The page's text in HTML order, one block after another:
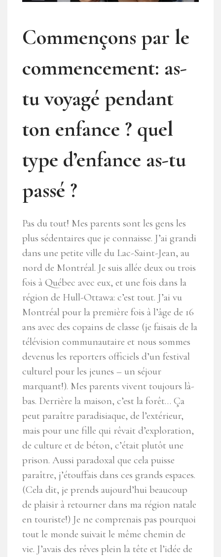
Commençons par le
commencement: as-
tu voyagé pendant
ton enfance ? quel
type d’enfance as-tu
passé ?
Pas du tout! Mes parents sont les gens les
plus sédentaires que je connaisse. J’ai grandi
dans une petite ville du Lac-Saint-Jean, au
nord de Montréal. Je suis allée deux ou trois
fois à Québec avec eux, et une fois dans la
région de Hull-Ottawa: c’est tout. J’ai vu
Montréal pour la première fois à l’âge de 16
ans avec des copains de classe (je faisais de la
télévision communautaire et nous sommes
devenus les reporters officiels d’un festival
culturel pour les jeunes – un séjour
marquant!). Mes parents vivent toujours là-
bas. Derrière la maison, c’est la forêt… Ça
peut paraître paradisiaque, de l’extérieur,
mais pour une fille qui rêvait d’exploration,
de culture et de béton, c’était plutôt une
prison. Aussi paradoxal que cela puisse
paraître, j’étouffais dans ces grands espaces.
(Cela dit, je prends aujourd’hui beaucoup
de plaisir à retourner dans ma région natale
en touriste!) Je ne comprenais pas pourquoi
tout le monde suivait le même chemin de
vie. J’avais des rêves plein la tête et l’idée de